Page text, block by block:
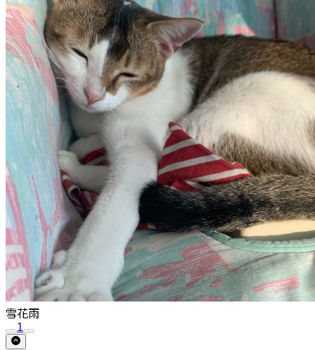
雪花雨
1